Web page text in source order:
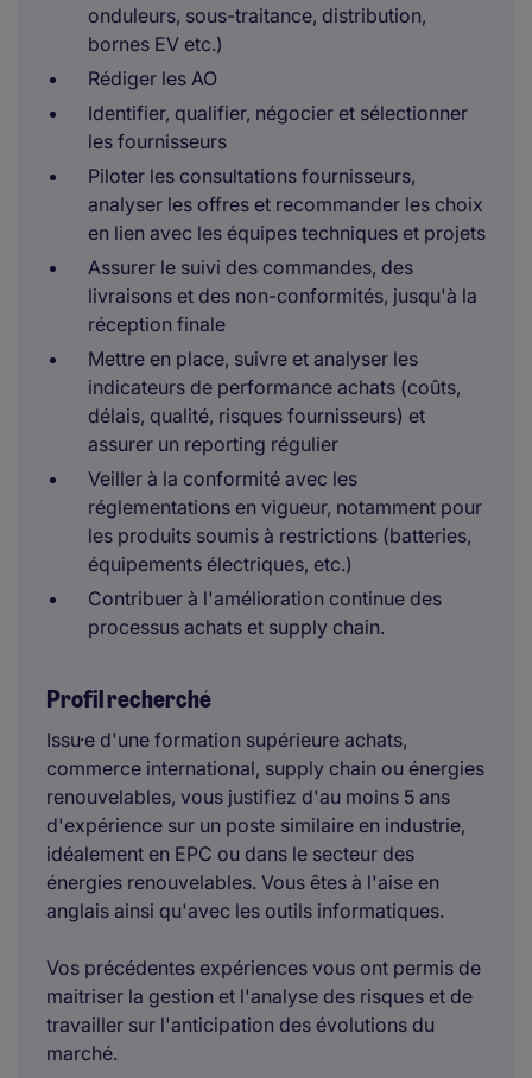
onduleurs, sous-traitance, distribution,
bornes EV etc.)
Rédiger les AO
Identifier, qualifier, négocier et sélectionner
les fournisseurs
Piloter les consultations fournisseurs,
analyser les offres et recommander les choix
en lien avec les équipes techniques et projets
Assurer le suivi des commandes, des
livraisons et des non-conformités, jusqu'à la
réception finale
Mettre en place, suivre et analyser les
indicateurs de performance achats (coûts,
délais, qualité, risques fournisseurs) et
assurer un reporting régulier
Veiller à la conformité avec les
réglementations en vigueur, notamment pour
les produits soumis à restrictions (batteries,
équipements électriques, etc.)
Contribuer à l'amélioration continue des
processus achats et supply chain.
Profil recherché
Issu·e d'une formation supérieure achats,
commerce international, supply chain ou énergies
renouvelables, vous justifiez d'au moins 5 ans
d'expérience sur un poste similaire en industrie,
idéalement en EPC ou dans le secteur des
énergies renouvelables. Vous êtes à l'aise en
anglais ainsi qu'avec les outils informatiques.
Vos précédentes expériences vous ont permis de
maitriser la gestion et l'analyse des risques et de
travailler sur l'anticipation des évolutions du
marché.